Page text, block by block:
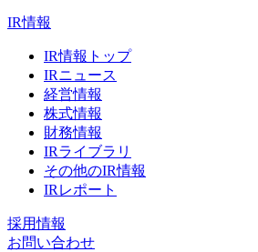
IR情報
IR情報トップ
IRニュース
経営情報
株式情報
財務情報
IRライブラリ
その他のIR情報
IRレポート
採用情報
お問い合わせ